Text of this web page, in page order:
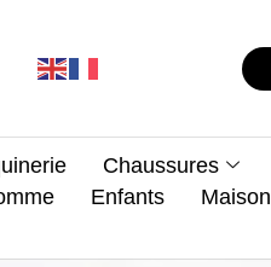
Chaussures
Enfants Maison